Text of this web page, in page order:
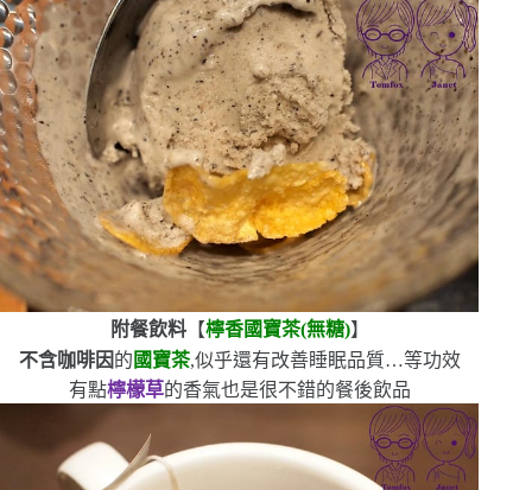
附餐飲料【檸香國寶茶(無糖)】
不含咖啡因的 國寶茶,似乎還有改善睡眠品質…等功效
有點檸檬草的香氣也是很不錯的餐後飲品